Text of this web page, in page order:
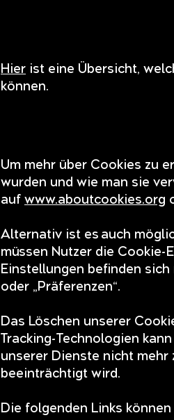
Hier ist eine Übersicht,
können.
Um mehr über Cookies zu
wurden und wie man sie
auf www.aboutcookies.org
Alternativ ist es auch
müssen Nutzer die Cookie-
Einstellungen befinden
oder „Präferenzen“.
Das Löschen unserer
Tracking-Technologien
unserer Dienste nicht
beeinträchtigt wird.
Die folgenden Links